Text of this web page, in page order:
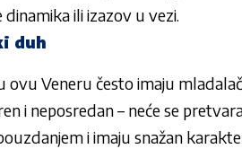
dinamika ili izazov u vezi.
duh
ovu Veneru često imaju
i neposredan – neće se
i imaju snažan